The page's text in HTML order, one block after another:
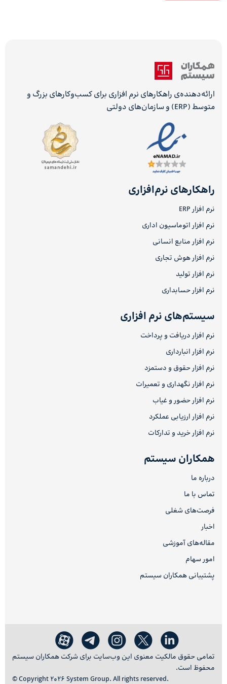
ارائه‌دهنده‌ی راهکارهای نرم افزاری برای کسب‌وکارهای بزرگ و
متوسط (ERP) و سازمان‌های دولتی
راهکارهای نرم‌افزاری
نرم افزار ERP
نرم افزار اتوماسیون اداری
نرم افزار منابع انسانی
نرم افزار هوش تجاری
نرم افزار تولید
نرم افزار حسابداری
سیستم‌های نرم افزاری
نرم افزار دریافت و پرداخت
نرم افزار انبارداری
نرم افزار حقوق و دستمزد
نرم افزار نگهداری و تعمیرات
نرم افزار حضور و غیاب
نرم افزار ارزیابی عملکرد
نرم افزار خرید و تدارکات
همکاران سیستم
درباره ما
تماس با ما
فرصت‌های شغلی
اخبار
مقاله‌های آموزشی
امور سهام
پشتیبانی همکاران سیستم
تمامی حقوق مالکیت معنوی این وب‌سایت برای شرکت همکاران سیستم
محفوظ است.
© Copyright 2026 System Group. All rights reserved.